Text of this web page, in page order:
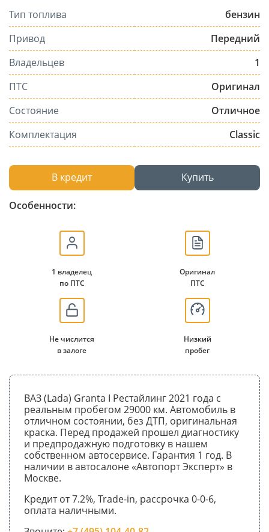
Тип топлива
бензин
Привод
Передний
Владельцев
1
ПТС
Оригинал
Состояние
Отличное
Комплектация
Classic
В кредит Купить
Особенности:
1 владелец
по ПТС
Оригинал
ПТС
Не числится
в залоге
Низкий
пробег
ВАЗ (Lada) Granta I Рестайлинг 2021 года с
реальным пробегом 29000 км. Автомобиль в
отличном состоянии, без ДТП, оригинальная
краска. Перед продажей прошел диагностику
и предпродажную подготовку в нашем
собственном автосервисе. Гарантия 1 год. В
наличии в автосалоне «Автопорт Эксперт» в
Москве.
Кредит от 7.2%, Trade-in, рассрочка 0-0-6,
оплата наличными.